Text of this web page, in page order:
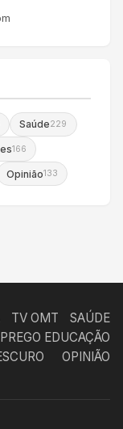
Saúde229
166
Opinião133
TV OMT
SAÚDE
EDUCAÇÃO
OPINIÃO